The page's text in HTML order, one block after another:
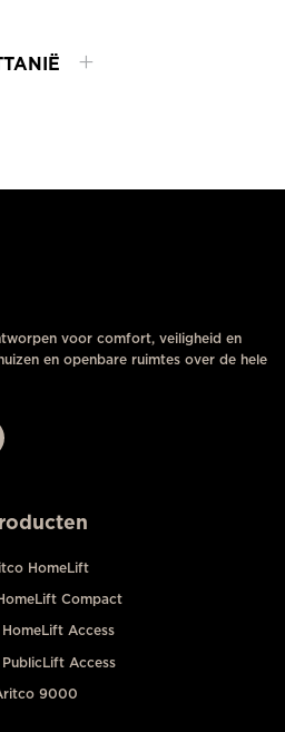
voor comfort, veiligheid en
en openbare ruimtes over de hele
HomeLift
Compact
Access
Access
9000